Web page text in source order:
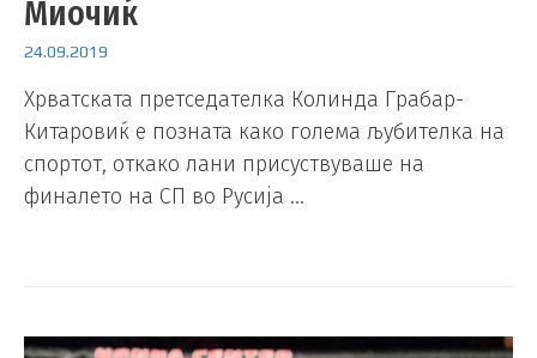
Миочиќ
24.09.2019
Хрватската претседателка Колинда Грабар-
Китаровиќ е позната како голема љубителка на
спортот, откако лани присуствуваше на
финалето на СП во Русија …